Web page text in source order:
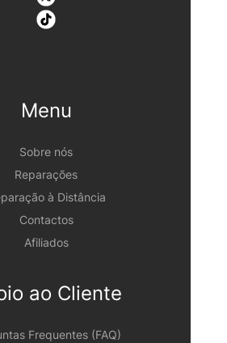
Menu
Sobre nós
Reparações
à Distância
Contactos
Afiliados
ao Cliente
Frequentes (FAQ)